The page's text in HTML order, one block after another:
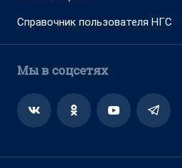
Справочник пользователя НГС
Мы в соцсетях